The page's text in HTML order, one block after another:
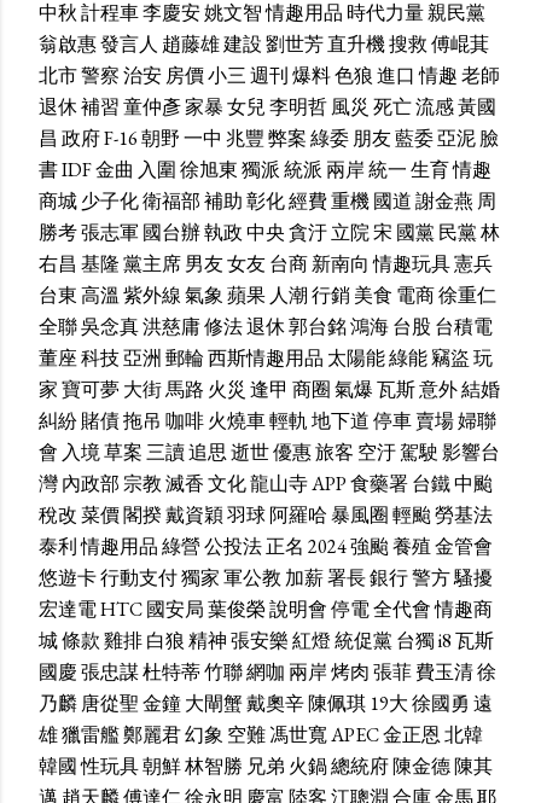
中秋計程車李慶安姚文智情趣用品 時代力量親民黨
翁啟惠發言人 趙藤雄建設劉世芳直升機搜救傅崐萁
北市警察治安房價小三週刊爆料色狼進口 情趣老師
退休補習童仲彥家暴女兒李明哲風災 死亡流感黃國
昌 政府F-16朝野一中 兆豐弊案綠委朋友藍委亞泥臉
書IDF金曲 入圍徐旭東獨派統派 兩岸統一生育情趣
商城少子化衛福部補助彰化經費重機國道謝金燕 周
勝考張志軍國台辦執政中央貪汙立院宋 國黨民黨林
右昌 基隆黨主席男友女友台商新南向 情趣玩具憲兵
台東高溫 紫外線氣象蘋果 人潮行銷美食 電商徐重仁
全聯吳念真洪慈庸修法退休郭台銘鴻海台股 台積電
董座科技亞洲郵輪西斯情趣用品 太陽能綠能竊盜玩
家寶可夢大街馬路 火災 逢甲 商圈氣爆瓦斯意外結婚
糾紛賭債拖吊 咖啡火燒車輕軌地下道停車賣場婦聯
會 入境草案三讀追思逝世優惠旅客 空汙駕駛影響台
灣內政部宗教滅香文化龍山寺APP食藥署台鐵中颱
稅改菜價閣揆戴資穎羽球阿羅哈暴風圈輕颱勞基法
泰利情趣用品綠營公投法正名 2024強颱養殖金管會
悠遊卡行動支付獨家軍公教 加薪署長銀行警方騷擾
宏達電HTC國安局葉俊榮說明會停電全代會情趣商
城條款雞排白狼精神張安樂紅燈統促黨台獨i8瓦斯
國慶張忠謀杜特蒂竹聯網咖 兩岸烤肉張菲費玉清徐
乃麟唐從聖金鐘大閘蟹戴奧辛陳佩琪 19大徐國勇 遠
雄獵雷艦鄭麗君幻象 空難馮世寬APEC金正恩北韓
韓國性玩具朝鮮林智勝 兄弟 火鍋總統府陳金德陳其
邁 趙天麟傅達仁徐永明 慶富 陸客江聰淵合庫金馬耶